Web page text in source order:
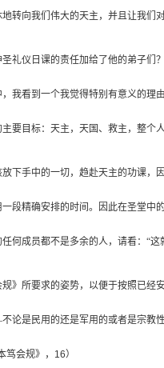
转向我们伟大的天主，并且让我们
礼仪日课的责任加给了他的弟子们
我看到一个我觉得特别有意义的理
要目标：天主，天国、救主，整个
下手中的一切，趋赴天主的功课
段精确安排的时间。因此在圣堂中
何成员都不是多余的人，请看：“这
》所要求的姿势，以便于按照已经
论是民用的还是军用的或者是宗教
会规》， 16）